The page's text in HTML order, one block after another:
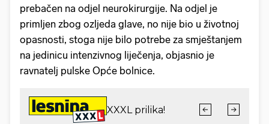
prebačen na odjel neurokirurgije. Na odjel je
primljen zbog ozljeda glave, no nije bio u životnoj
opasnosti, stoga nije bilo potrebe za smještanjem
na jedinicu intenzivnog liječenja, objasnio je
ravnatelj pulske Opće bolnice.